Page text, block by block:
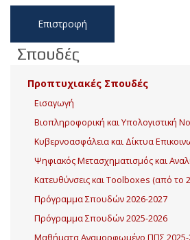
Επιστροφή
Σπουδές
Προπτυχιακές Σπουδές
Εισαγωγή
Βιοπληροφορική και Υπολογιστική
Κυβερνοασφάλεια και Δίκτυα
Ψηφιακός Μετασχηματισμός και
Κατευθύνσεις και Toolboxes (από το
Πρόγραμμα Σπουδών 2026-2027
Πρόγραμμα Σπουδών 2025-2026